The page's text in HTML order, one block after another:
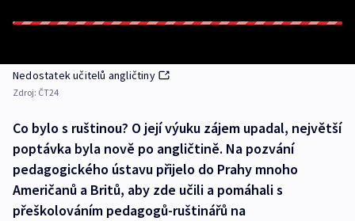
Nedostatek učitelů angličtiny
Zdroj: ČT24
Co bylo s ruštinou? O její výuku zájem upadal, největší
poptávka byla nově po angličtině. Na pozvání
pedagogického ústavu přijelo do Prahy mnoho
Američanů a Britů, aby zde učili a pomáhali s
přeškolováním pedagogů-ruštinářů na